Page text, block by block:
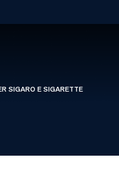
SIGARO E SIGARETTE